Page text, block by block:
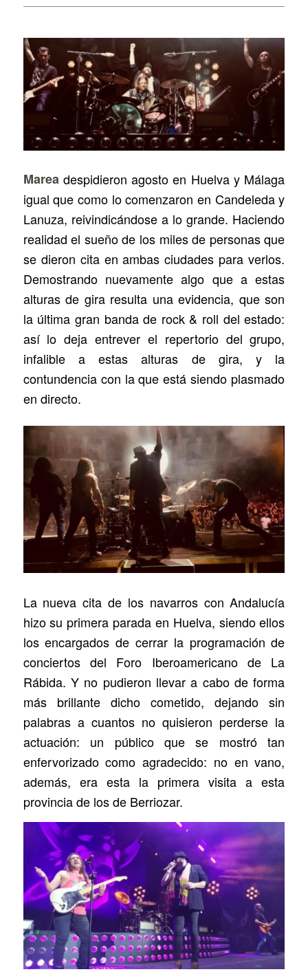
Mareadespidieron agosto en Huelva y Málaga
igual que como lo comenzaron en Candeleda y
Lanuza, reivindicándose a lo grande. Haciendo
realidad el sueño de los miles de personas que
se dieron cita en ambas ciudades para verlos.
Demostrando nuevamente algo que a estas
alturas de gira resulta una evidencia, que son
la última gran banda de rock & roll del estado:
así lo deja entrever el repertorio del grupo,
infalible a estas alturas de gira, y la
contundencia con la que está siendo plasmado
en directo.
La nueva cita de los navarros con Andalucía
hizo su primera parada en Huelva, siendo ellos
los encargados de cerrar la programación de
conciertos del Foro Iberoamericano de La
Rábida. Y no pudieron llevar a cabo de forma
más brillante dicho cometido, dejando sin
palabras a cuantos no quisieron perderse la
actuación: un público que se mostró tan
enfervorizado como agradecido: no en vano,
además, era esta la primera visita a esta
provincia de los de Berriozar.